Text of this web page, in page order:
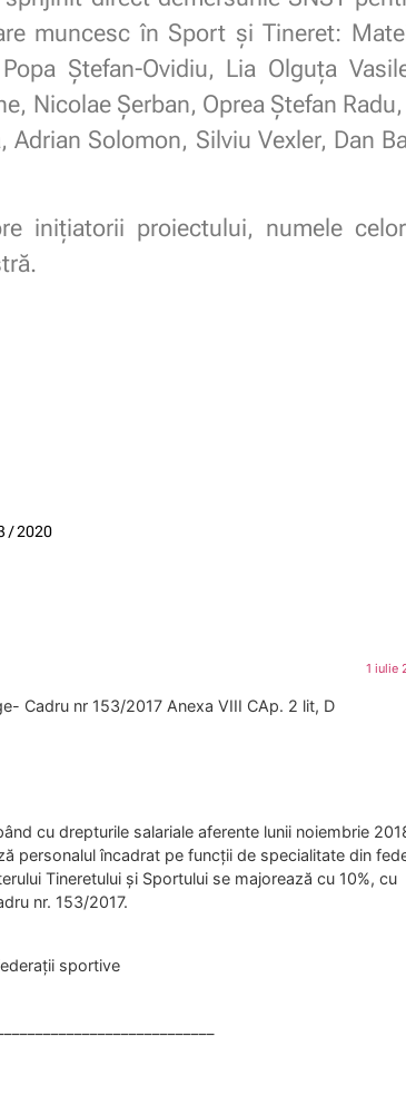
muncesc în Sport și Tineret:
Ştefan-Ovidiu, Lia Olguța
Nicolae Şerban, Oprea Ştefan
Solomon, Silviu Vexler, Dan
inițiatorii proiectului, numele
/ 2020
1 iulie
Cadru nr 153/2017 Anexa VIII CAp. 2 lit, D
cu drepturile salariale aferente lunii noiembrie
personalul încadrat pe funcţii de specialitate din
Tineretului şi Sportului se majorează cu 10%, cu
nr. 153/2017.
sportive